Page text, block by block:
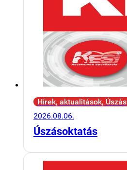
Hírek, aktualitások, Úszás
2026.08.06.
Úszásoktatás